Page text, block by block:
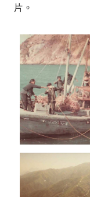
片。